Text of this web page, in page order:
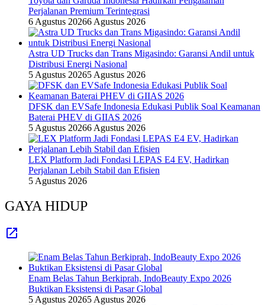
Perjalanan Premium Terintegrasi
6 Agustus 20266 Agustus 2026
Astra UD Trucks dan Trans Migasindo: Garansi Andil untuk
Distribusi Energi Nasional
5 Agustus 20265 Agustus 2026
DFSK dan EVSafe Indonesia Edukasi Publik Soal Keamanan
Baterai PHEV di GIIAS 2026
5 Agustus 20266 Agustus 2026
LEX Platform Jadi Fondasi LEPAS E4 EV, Hadirkan
Perjalanan Lebih Stabil dan Efisien
5 Agustus 2026
GAYA HIDUP
Enam Belas Tahun Berkiprah, IndoBeauty Expo 2026
Buktikan Eksistensi di Pasar Global
5 Agustus 20265 Agustus 2026